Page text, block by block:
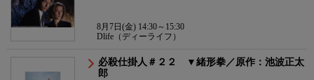
8月7日(金) 14:30～15:30
Dlife（ディーライフ）
必殺仕掛人＃２２ ▼緒形拳／原作：池波正太
郎